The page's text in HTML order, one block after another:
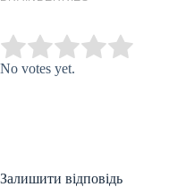
Rate this item:
No votes yet.
Залишити відповідь